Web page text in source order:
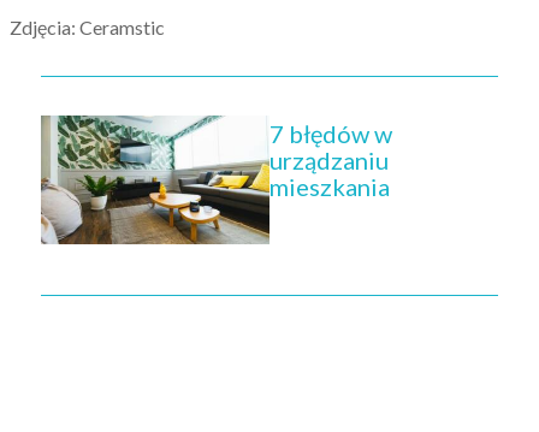
Zdjęcia: Ceramstic
7 błędów w
urządzaniu
mieszkania